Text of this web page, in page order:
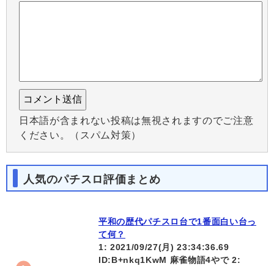
日本語が含まれない投稿は無視されますのでご注意
ください。（スパム対策）
人気のパチスロ評価まとめ
平和の歴代パチスロ台で1番面白い台っ
て何？
1: 2021/09/27(月) 23:34:36.69
ID:B+nkq1KwM 麻雀物語4やで 2: